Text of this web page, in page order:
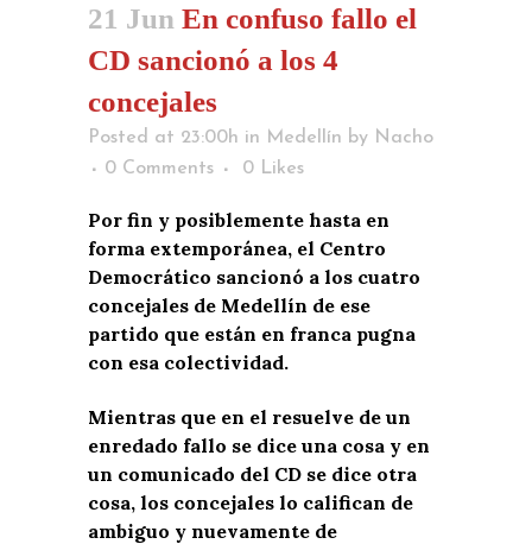
21 Jun En confuso fallo el
CD sancionó a los 4
concejales
Posted at 23:00h in Medellín by Nacho
0 Comments
0 Likes
Por fin y posiblemente hasta en
forma extemporánea, el Centro
Democrático sancionó a los cuatro
concejales de Medellín de ese
partido que están en franca pugna
con esa colectividad.
Mientras que en el resuelve de un
enredado fallo se dice una cosa y en
un comunicado del CD se dice otra
cosa, los concejales lo califican de
ambiguo y nuevamente de